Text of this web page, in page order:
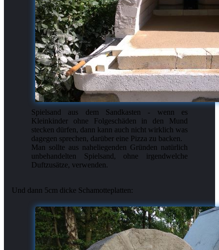
Spielsand aus dem Sandkasten - wenn es
Kleinkinder ohne Folgeschäden in den Mund
stecken dürfen, dann kann auch nicht wirklich was
dagegen sprechen, darüber eine Pizza zu backen.
Man sollte aus naheliegenden Gründen natürlich
unbehandelten Spielsand, ohne irgendwelche
Duftzusätze, verwenden.